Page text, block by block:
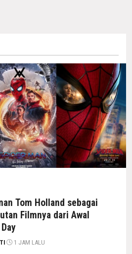
Tom Holland sebagai
Filmnya dari Awal
1 JAM LALU